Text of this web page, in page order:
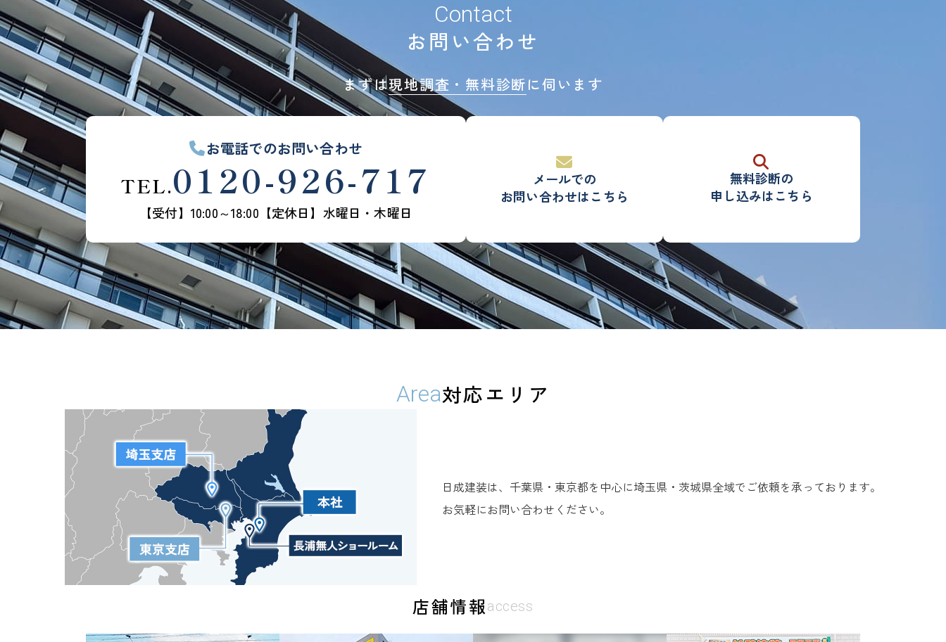
Contact
お問い合わせ
まずは現地調査・無料診断に伺います
お電話でのお問い合わせ
TEL.0120-926-717
【受付】10:00～18:00 【定休日】水曜日・木曜日
メールでの
お問い合わせはこちら
無料診断の
申し込みはこちら
Area対応エリア
日成建装は、千葉県・東京都を中心に埼玉県・茨城県全域でご依頼を承っております。
お気軽にお問い合わせください。
店舗情報access